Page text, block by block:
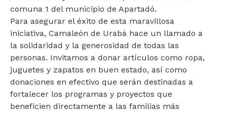
comuna 1 del municipio de Apartadó.
Para asegurar el éxito de esta maravillosa
iniciativa, Camaleón de Urabá hace un llamado a
la solidaridad y la generosidad de todas las
personas. Invitamos a donar artículos como ropa,
juguetes y zapatos en buen estado, así como
donaciones en efectivo que serán destinadas a
fortalecer los programas y proyectos que
beneficien directamente a las familias más